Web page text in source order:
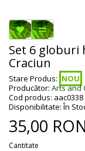
Set 6 globuri
Craciun
Stare Produs: NOU
Producător: Arts and
Cod produs: aac0338
Disponibilitate: În
35,00
Cantitate